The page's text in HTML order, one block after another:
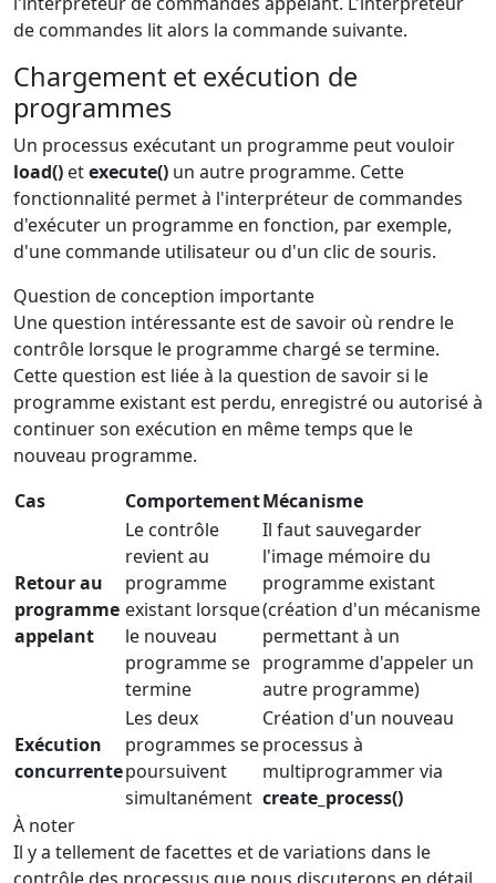
de commandes lit alors la commande suivante.
Chargement et exécution de
programmes
Un processus exécutant un programme peut vouloir
load() etexecute() un autre programme. Cette
fonctionnalité permet à l'interpréteur de commandes
d'exécuter un programme en fonction, par exemple,
d'une commande utilisateur ou d'un clic de souris.
Question de conception importante
Une question intéressante est de savoir où rendre le
contrôle lorsque le programme chargé se termine.
Cette question est liée à la question de savoir si le
programme existant est perdu, enregistré ou autorisé à
continuer son exécution en même temps que le
nouveau programme.
Cas
ComportementMécanisme
Retour au
programme
appelant
Le contrôle
revient au
programme
existant lorsque
le nouveau
programme se
termine
Il faut sauvegarder
l'image mémoire du
programme existant
(création d'un mécanisme
permettant à un
programme d'appeler un
autre programme)
Exécution
concurrente
Les deux
programmes se
poursuivent
simultanément
Création d'un nouveau
processus à
multiprogrammer via
create_process()
À noter
Il y a tellement de facettes et de variations dans le